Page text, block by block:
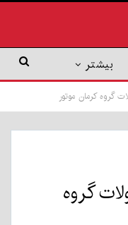
بیشتر
گروه کرمان موتور
گروه